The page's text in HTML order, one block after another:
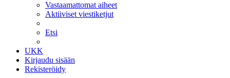
Vastaamattomat aiheet
Aktiiviset viestiketjut
Etsi
UKK
Kirjaudu sisään
Rekisteröidy